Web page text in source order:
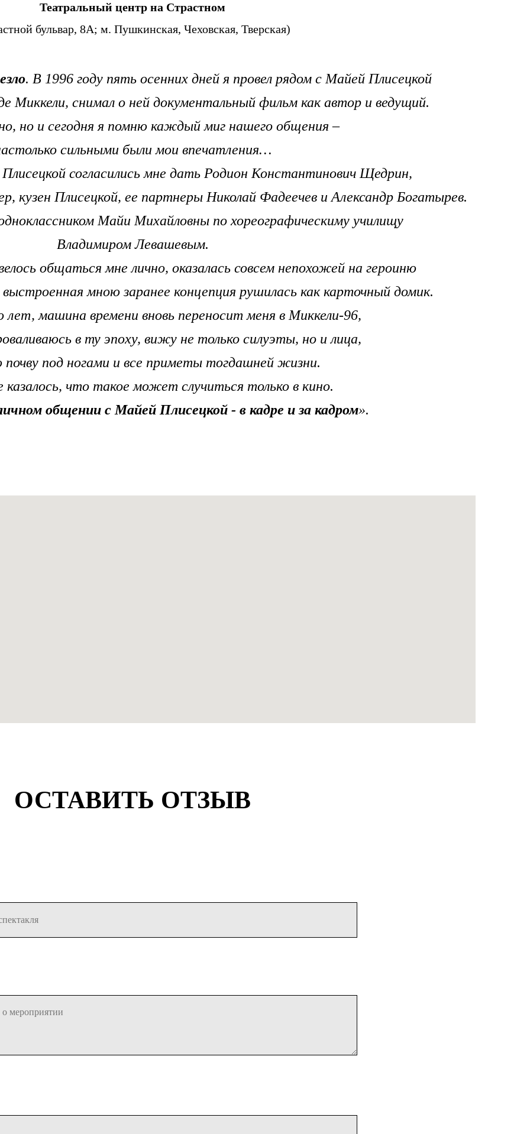
Театральный центр на Страстном
бульвар, 8А; м. Пушкинская, Чеховская, Тверская)
. В 1996 году пять осенних дней я провел рядом с Майей Плисецкой
Миккели, снимал о ней документальный фильм как автор и ведущий.
но и сегодня я помню каждый миг нашего общения –
сильными были мои впечатления…
согласились мне дать Родион Константинович Щедрин,
кузен Плисецкой, ее партнеры Николай Фадеечев и Александр Богатырев.
Майи Михайловны по хореографическиму училищу
Владимиром Левашевым.
общаться мне лично, оказалась совсем непохожей на героиню
выстроенная мною заранее концепция рушилась как карточный домик.
лет, машина времени вновь переносит меня в Миккели-96,
в ту эпоху, вижу не только силуэты, но и лица,
почву под ногами и все приметы тогдашней жизни.
что такое может случиться только в кино.
общении с Майей Плисецкой - в кадре и за кадром».
ОСТАВИТЬ ОТЗЫВ